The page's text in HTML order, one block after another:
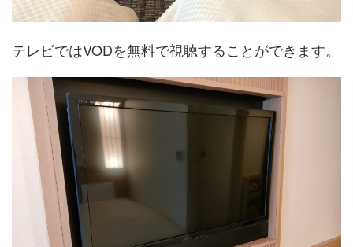
テレビではVODを無料で視聴することができます。